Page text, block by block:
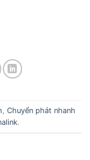
Chuyển phát nhanh
.